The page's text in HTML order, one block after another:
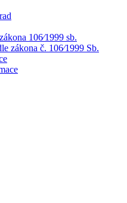
106⁄1999 sb.
zákona č. 106⁄1999 Sb.